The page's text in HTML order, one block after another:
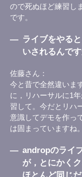
ので死ぬほど練習し
です。
― ライブをやる
いされるんです
佐藤さん
今と昔で全然違いま
に，リハーサルに1
習して。今だとリハ
意識してデモを作っ
は固まっていますね。
― andropのライ
が，とにかく